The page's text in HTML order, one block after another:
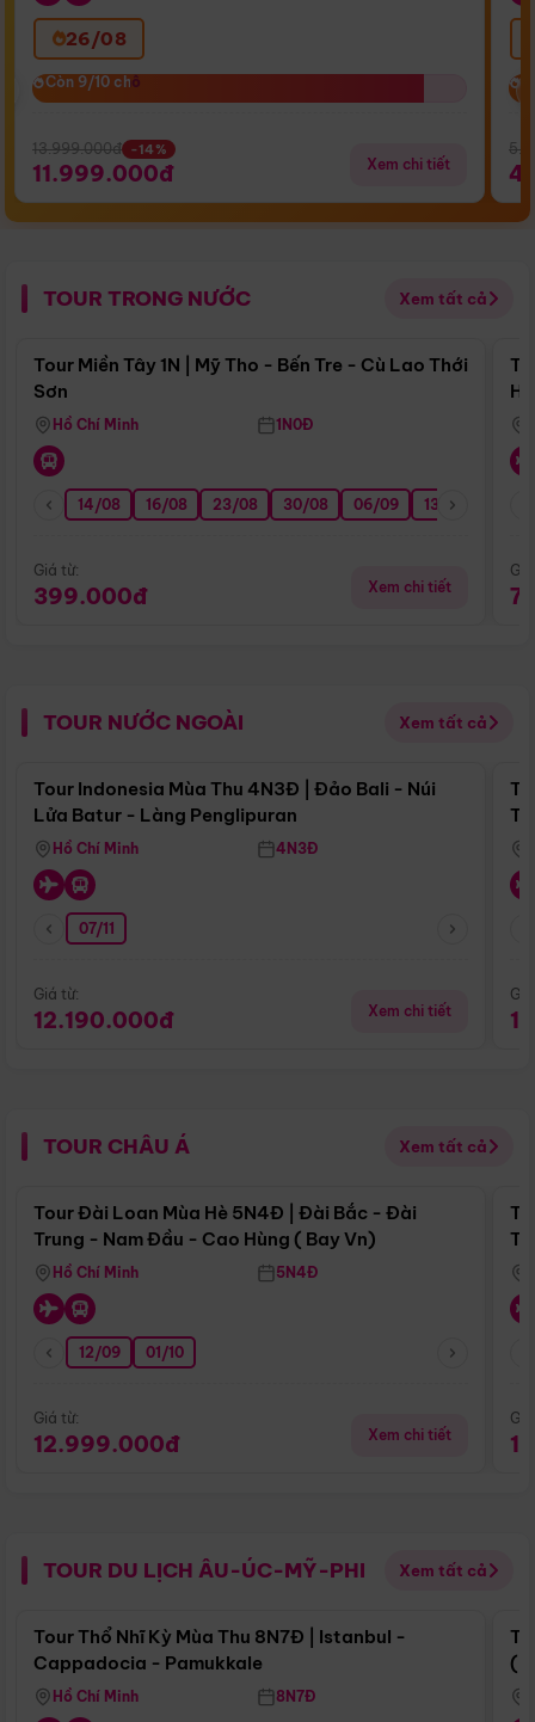
26/08
Còn 9/10 chỗ
Còn 9/10 chỗ
13.999.000đ -14%
11.999.000đ Xem chi tiết
TOUR TRONG NƯỚC Xem tất cả
Điểm nổi bật
Tour Miền Tây 1N | Mỹ Tho - Bến Tre - Cù Lao Thới
Sơn
Hồ Chí Minh 1N0Đ
14/08 16/08 23/08 30/08 06/09 13/09
Giá từ:
399.000đ Xem chi tiết
TOUR NƯỚC NGOÀI Xem tất cả
Điểm nổi bật
Tour Indonesia Mùa Thu 4N3Đ | Đảo Bali - Núi
Lửa Batur - Làng Penglipuran
Hồ Chí Minh 4N3Đ
07/11
Giá từ:
12.190.000đ Xem chi tiết
TOUR CHÂU Á Xem tất cả
Điểm nổi bật
Tour Đài Loan Mùa Hè 5N4Đ | Đài Bắc - Đài
Trung - Nam Đầu - Cao Hùng ( Bay Vn)
Hồ Chí Minh 5N4Đ
12/09 01/10
Giá từ:
12.999.000đ Xem chi tiết
TOUR DU LỊCH ÂU-ÚC-MỸ-PHI Xem tất cả
Điểm nổi bật
Tour Thổ Nhĩ Kỳ Mùa Thu 8N7Đ | Istanbul -
Cappadocia - Pamukkale
Hồ Chí Minh 8N7Đ